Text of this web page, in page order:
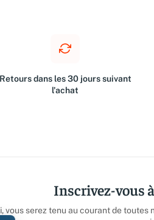
Retours dans les 30 jours suivant
l'achat
Inscrivez-vous
vous serez tenu au courant de